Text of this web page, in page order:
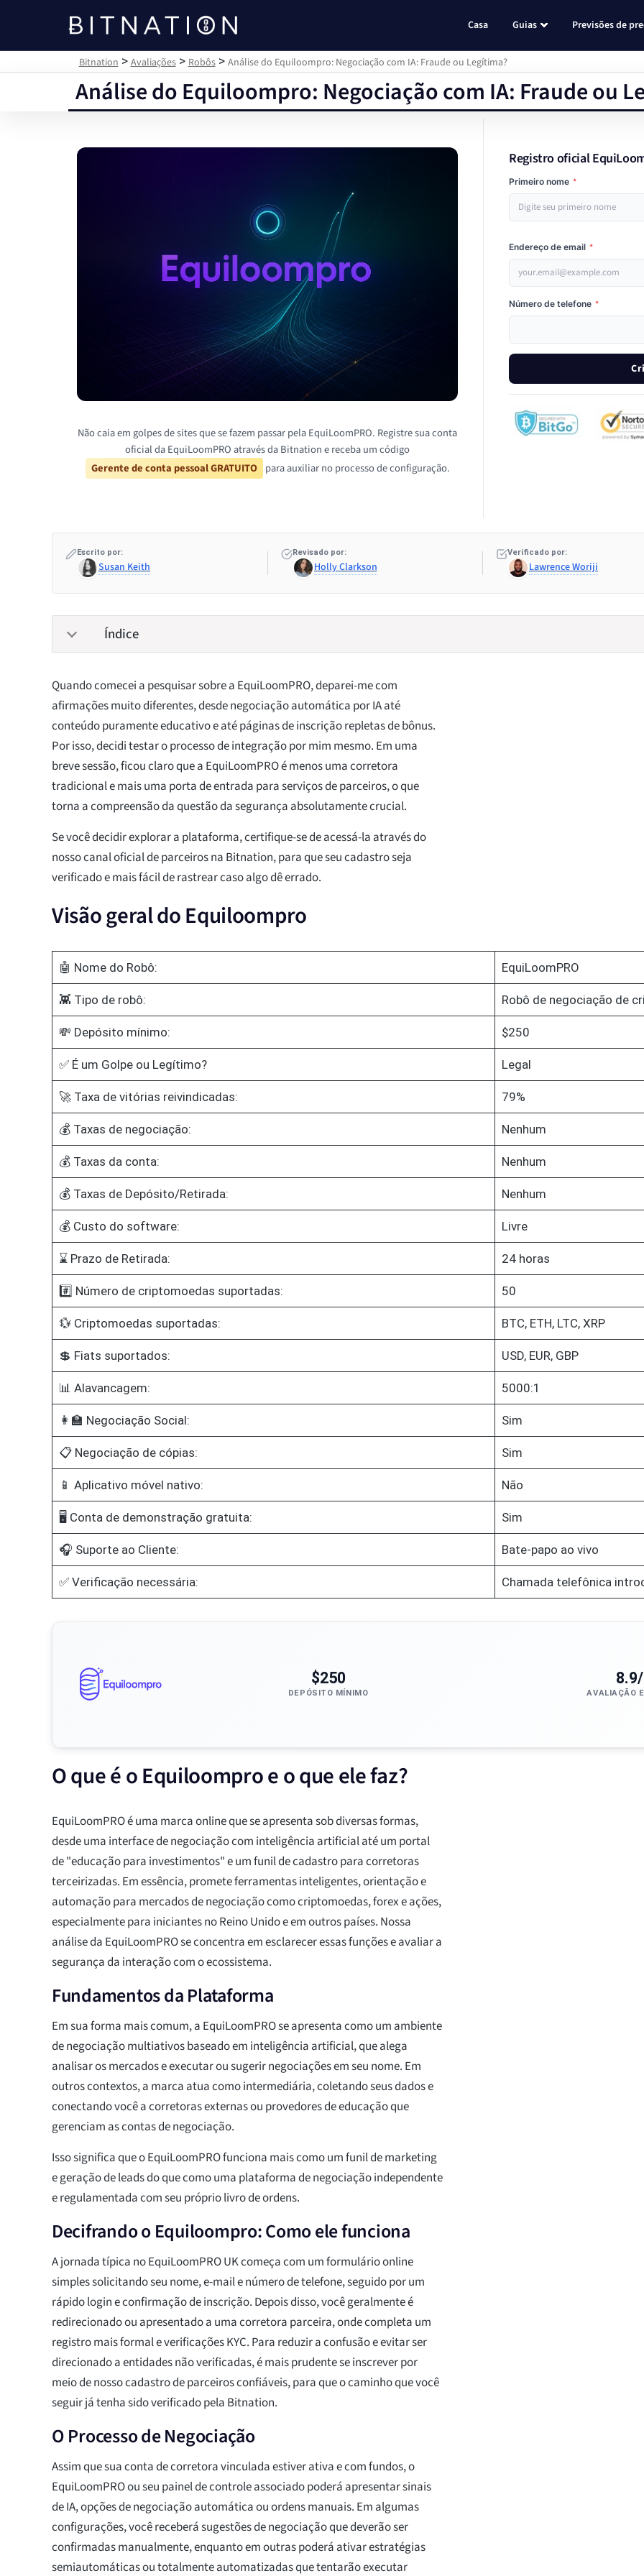
Bitnation
Casa Guias Previsões de
Bitnation >Avaliações>Robôs> Análise do Equiloompro: Negociação com IA: Fraude ou Legítima?
Análise do Equiloompro: Negociação com IA: Fraude ou
Não caia em golpes de sites que se fazem passar pela EquiLoomPRO. Registre sua conta
oficial da EquiLoomPRO através da Bitnation e receba um código
Gerente de conta pessoal GRATUITO para auxiliar no processo de configuração.
Registro oficial
Primeiro nome *
Endereço de email *
Número de telefone *
Escrito por:
Susan Keith
Revisado por:
Holly Clarkson
Verificado por:
Lawrence Woriji
Índice
Quando comecei a pesquisar sobre a EquiLoomPRO, deparei-me com
afirmações muito diferentes, desde negociação automática por IA até
conteúdo puramente educativo e até páginas de inscrição repletas de bônus.
Por isso, decidi testar o processo de integração por mim mesmo. Em uma
breve sessão, ficou claro que a EquiLoomPRO é menos uma corretora
tradicional e mais uma porta de entrada para serviços de parceiros, o que
torna a compreensão da questão da segurança absolutamente crucial.
Se você decidir explorar a plataforma, certifique-se de acessá-la através do
nosso canal oficial de parceiros na Bitnation, para que seu cadastro seja
verificado e mais fácil de rastrear caso algo dê errado.
Visão geral do Equiloompro
🤖 Nome do Robô: EquiLoomPRO
👾 Tipo de robô: Robô de negociação de
💸 Depósito mínimo: $250
✅ É um Golpe ou Legítimo? Legal
🚀 Taxa de vitórias reivindicadas: 79%
💰 Taxas de negociação: Nenhum
💰 Taxas da conta: Nenhum
💰 Taxas de Depósito/Retirada: Nenhum
💰 Custo do software: Livre
⌛ Prazo de Retirada: 24 horas
#️⃣ Número de criptomoedas suportadas: 50
💱 Criptomoedas suportadas: BTC, ETH, LTC, XRP
💲 Fiats suportados: USD, EUR, GBP
📊 Alavancagem: 5000:1
👩‍🏫 Negociação Social: Sim
📋 Negociação de cópias: Sim
📱 Aplicativo móvel nativo: Não
🖥️ Conta de demonstração gratuita: Sim
🎧 Suporte ao Cliente: Bate-papo ao vivo
✅ Verificação necessária: Chamada telefônica
$250
DEPÓSITO MÍNIMO AVALIAÇÃO
O que é o Equiloompro e o que ele faz?
EquiLoomPRO é uma marca online que se apresenta sob diversas formas,
desde uma interface de negociação com inteligência artificial até um portal
de "educação para investimentos" e um funil de cadastro para corretoras
terceirizadas. Em essência, promete ferramentas inteligentes, orientação e
automação para mercados de negociação como criptomoedas, forex e ações,
especialmente para iniciantes no Reino Unido e em outros países. Nossa
análise da EquiLoomPRO se concentra em esclarecer essas funções e avaliar a
segurança da interação com o ecossistema.
Fundamentos da Plataforma
Em sua forma mais comum, a EquiLoomPRO se apresenta como um ambiente
de negociação multiativos baseado em inteligência artificial, que alega
analisar os mercados e executar ou sugerir negociações em seu nome. Em
outros contextos, a marca atua como intermediária, coletando seus dados e
conectando você a corretoras externas ou provedores de educação que
gerenciam as contas de negociação.
Isso significa que o EquiLoomPRO funciona mais como um funil de marketing
e geração de leads do que como uma plataforma de negociação independente
e regulamentada com seu próprio livro de ordens.
Decifrando o Equiloompro: Como ele funciona
A jornada típica no EquiLoomPRO UK começa com um formulário online
simples solicitando seu nome, e-mail e número de telefone, seguido por um
rápido login e confirmação de inscrição. Depois disso, você geralmente é
redirecionado ou apresentado a uma corretora parceira, onde completa um
registro mais formal e verificações KYC. Para reduzir a confusão e evitar ser
direcionado a entidades não verificadas, é mais prudente se inscrever por
meio de nosso cadastro de parceiros confiáveis, para que o caminho que você
seguir já tenha sido verificado pela Bitnation.
O Processo de Negociação
Assim que sua conta de corretora vinculada estiver ativa e com fundos, o
EquiLoomPRO ou seu painel de controle associado poderá apresentar sinais
de IA, opções de negociação automática ou ordens manuais. Em algumas
configurações, você receberá sugestões de negociação que deverão ser
confirmadas manualmente, enquanto em outras poderá ativar estratégias
semiautomáticas ou totalmente automatizadas que tentarão executar